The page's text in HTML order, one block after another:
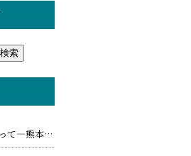
陸でも海でも安全を願って―熊本地震とトリプル台風への備え